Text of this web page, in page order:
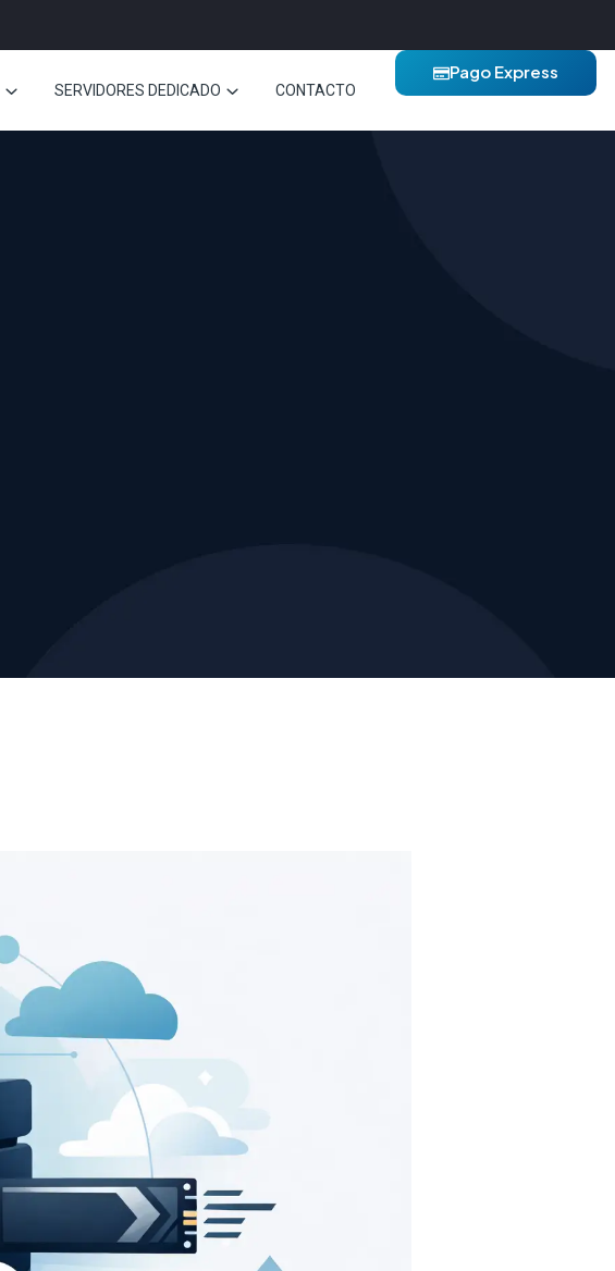
SERVIDORES DEDICADO CONTACTO
Pago Express